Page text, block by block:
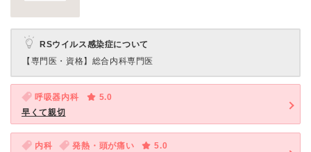
RSウイルス感染症について
【専門医・資格】 総合内科専門医
呼吸器内科
5.0
早くて親切
内科 発熱・頭が痛い
5.0